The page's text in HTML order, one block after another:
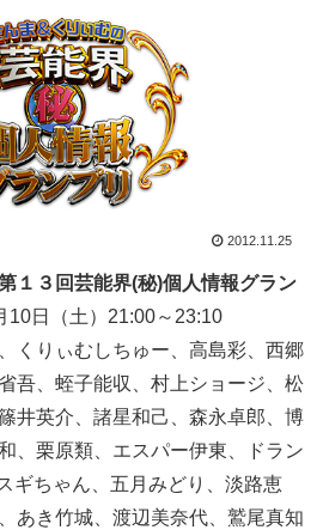
2012.11.25
１３回芸能界(秘)個人情報グラン
10日（土）21:00～23:10
くりぃむしちゅー、高島彩、西郷
吾、蛭子能収、村上ショージ、松
井英介、諸星和己、森永卓郎、博
、栗原類、エスパー伊東、ドラン
ギちゃん、五月みどり、淡路恵
あき竹城、渡辺美奈代、鷲尾真知